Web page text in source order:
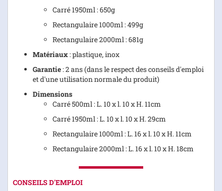
Carré 1950ml : 650g
Rectangulaire 1000ml : 499g
Rectangulaire 2000ml : 681g
Matériaux : plastique, inox
Garantie : 2 ans (dans le respect des conseils d'emploi
et d'une utilisation normale du produit)
Dimensions
Carré 500ml : L. 10 x l. 10 x H. 11cm
Carré 1950ml : L. 10 x l. 10 x H. 29cm
Rectangulaire 1000ml : L. 16 x l. 10 x H. 11cm
Rectangulaire 2000ml : L. 16 x l. 10 x H. 18cm
CONSEILS D'EMPLOI